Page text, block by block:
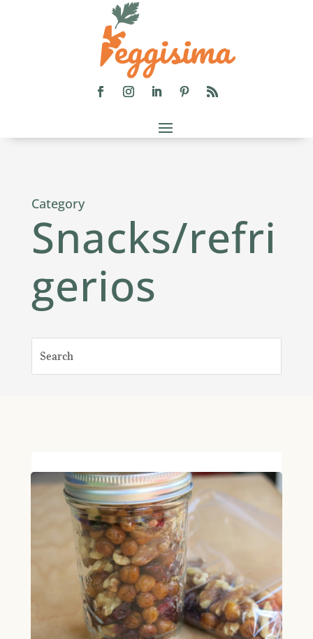
Category
Snacks/refri
gerios